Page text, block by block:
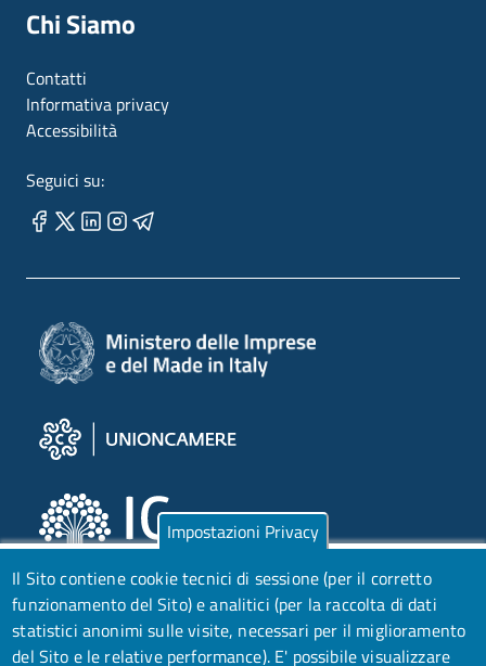
Chi Siamo
Contatti
Informativa privacy
Accessibilità
Seguici su:
Impostazioni Privacy
Il Sito contiene cookie tecnici di sessione (per il corretto
funzionamento del Sito) e analitici (per la raccolta di dati
statistici anonimi sulle visite, necessari per il miglioramento
del Sito e le relative performance). E' possibile visualizzare